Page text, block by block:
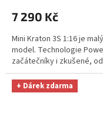
7 290 Kč
Mini Kraton 3S 1:16 je
model. Technologie
začátečníky i zkušené,
+ Dárek zdarma